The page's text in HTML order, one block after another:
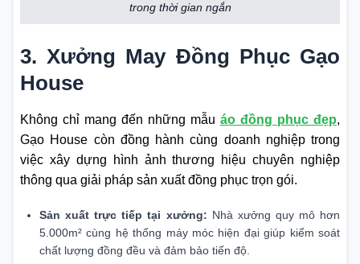
trong thời gian ngắn
3. Xưởng May Đồng Phục Gạo
House
Không chỉ mang đến những mẫu áo đồng phục đẹp,
Gạo House còn đồng hành cùng doanh nghiệp trong
việc xây dựng hình ảnh thương hiệu chuyên nghiệp
thông qua giải pháp sản xuất đồng phục trọn gói.
Sản xuất trực tiếp tại xưởng: Nhà xưởng quy mô hơn
5.000m² cùng hệ thống máy móc hiện đại giúp kiểm soát
chất lượng đồng đều và đảm bảo tiến độ.